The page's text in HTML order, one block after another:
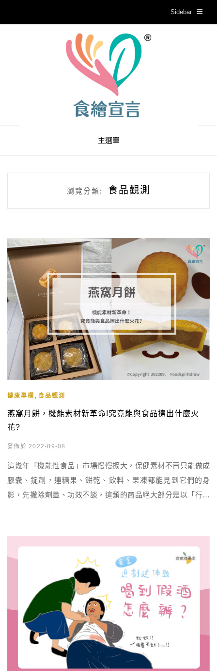
Sidebar
主選單
瀏覽分類: 食品觀測
健康專欄 , 食品觀測
燕窩月餅，機能素材新革命!究竟能與食品擦出什麼火
花?
發佈於 2022-09-08
這幾年「機能性食品」市場慢慢擴大，保健素材不再只能做成
膠囊、錠劑，連糖果、餅乾、飲料、果凍都能見到它們的身
影，先撇除劑量、功效不談，這類的商品絕大部分是以「行銷
葉黃素夾心軟糖、膠原蛋白果凍就是個例子。 然而我這次意外
發現更特別的東西，居然有業者把燕窩放進月餅裡！ 雖然燕窩
較偏向漢方補品，不像 […]